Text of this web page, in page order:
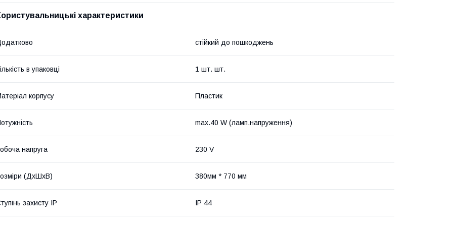
характеристики
стійкий до пошкоджень
в упаковці 1 шт. шт.
корпусу Пластик
max.40 W (ламп.напруження)
напруга 230 V
(ДхШхВ) 380мм * 770 мм
захисту IP IP 44